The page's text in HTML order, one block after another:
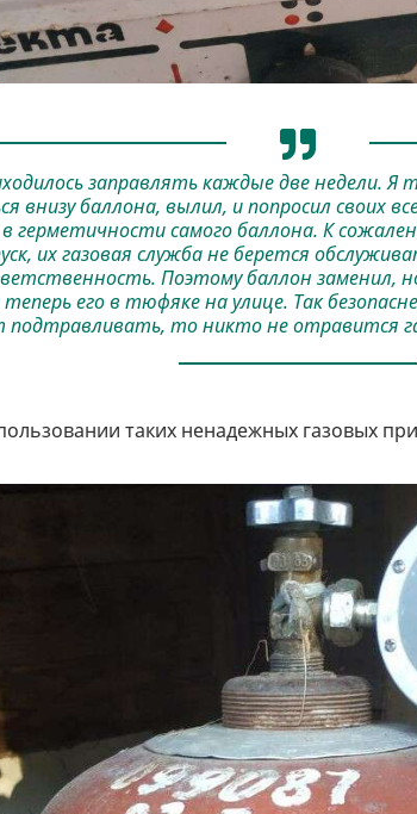
заправлять каждые две недели.
внизу баллона, вылил, и попросил своих
в герметичности самого баллона. К
их газовая служба не берется
Поэтому баллон заменил, но
его в тюфяке на улице. Так
подтравливать, то никто не отравится
таких ненадежных газовых